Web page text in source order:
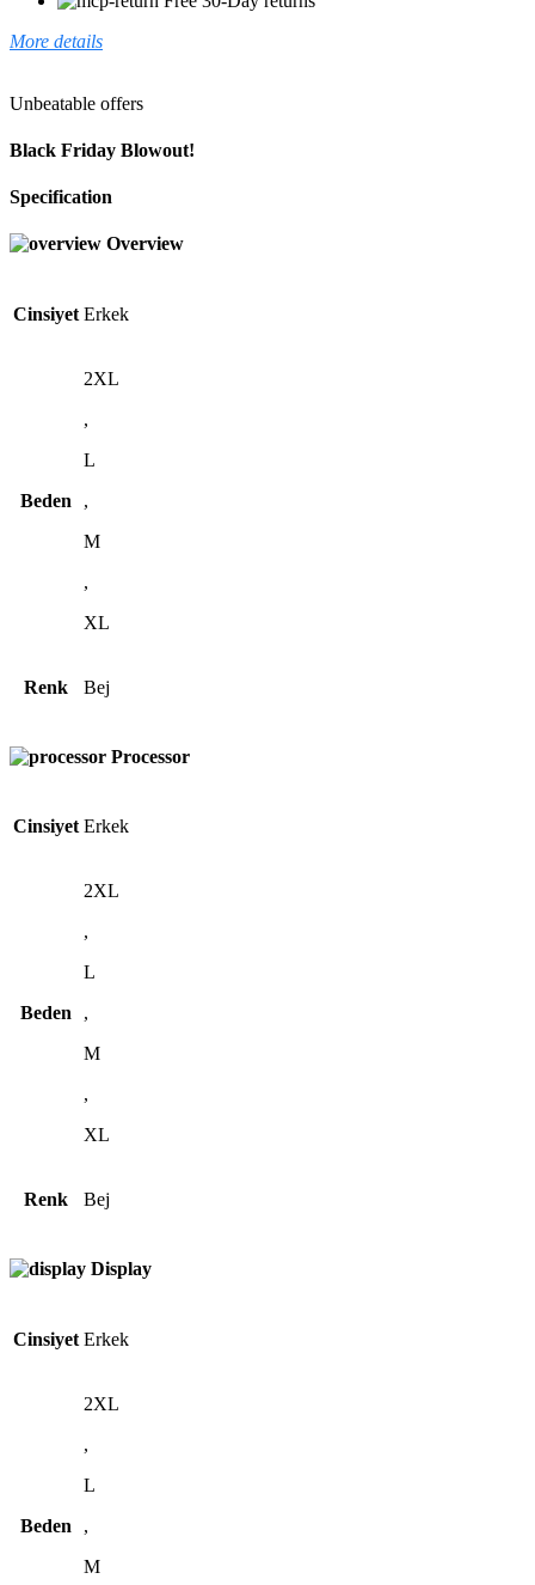
More details
Unbeatable offers
Black Friday Blowout!
Specification
Overview
Cinsiyet Erkek
Beden
2XL
,
L
,
M
,
XL
Renk Bej
Processor
Cinsiyet Erkek
Beden
2XL
,
L
,
M
,
XL
Renk Bej
Display
Cinsiyet Erkek
Beden
2XL
,
L
,
M